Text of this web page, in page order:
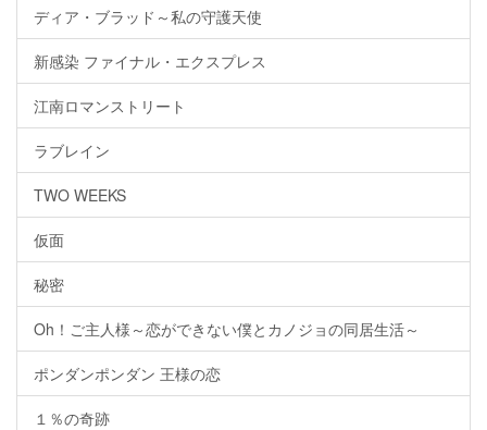
ディア・ブラッド～私の守護天使
新感染 ファイナル・エクスプレス
江南ロマンストリート
ラブレイン
TWO WEEKS
仮面
秘密
Oh！ご主人様～恋ができない僕とカノジョの同居生活～
ポンダンポンダン 王様の恋
１％の奇跡